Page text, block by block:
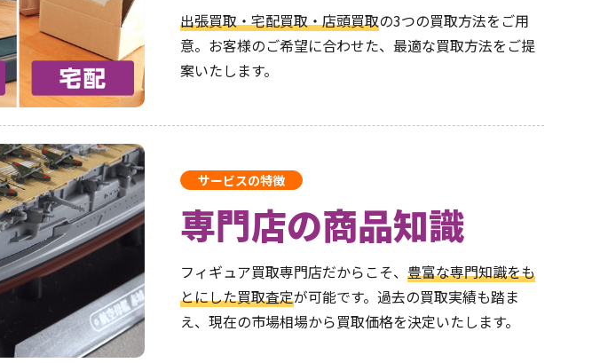
出張買取・宅配買取・店頭買取の3つの買取方法をご用
意。お客様のご希望に合わせた、最適な買取方法をご提
案いたします。
サービスの特徴
専門店の商品知識
フィギュア買取専門店だからこそ、 豊富な専門知識をも
とにした買取査定が可能です。過去の買取実績も踏ま
え、現在の市場相場から買取価格を決定いたします。